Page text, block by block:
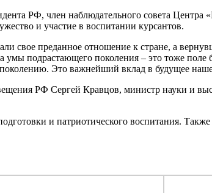
РФ, член наблюдательного совета
и участие в воспитании курсантов.
свое преданное отношение к стране, а
подрастающего поколения – это тоже
Это важнейший вклад в будущее
РФ Сергей Кравцов, министр науки и
и патриотического воспитания.